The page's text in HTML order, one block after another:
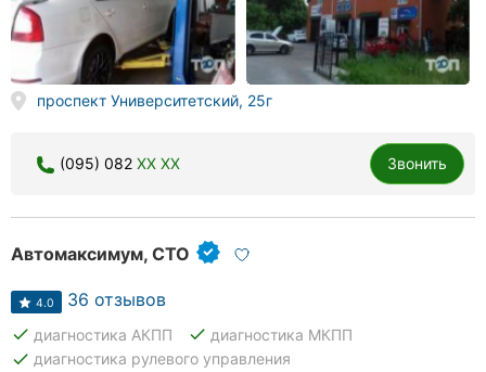
проспект Университетский, 25г
(095) 082 XX XX Звонить
Автомаксимум, СТО
4.0 36 отзывов
done диагностика АКПП done диагностика МКПП
done диагностика рулевого управления